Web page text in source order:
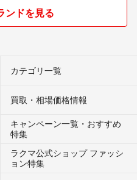
ンドを見る
カテゴリ一覧
買取・相場価格情報
キャンペーン一覧・おすすめ
特集
ラクマ公式ショップ ファッシ
ョン特集